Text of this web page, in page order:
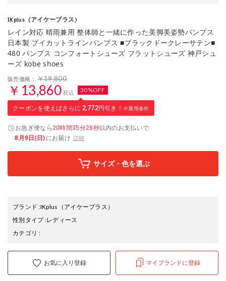
IKplus（アイケープラス）
レイン対応 晴雨兼用 整体師と一緒に作った美脚美姿勢パンプス
日本製 ブイカットラインパンプス ■ブラックドークレーサテン■
480 パンプス コンフォートシューズ フラットシューズ 神戸シュ
ーズ kobe shoes
販売価格： ￥19,800
￥13,860 税込 30%OFF
クーポンを使えばさらに 2,772円引き！ ※適用条件
お急ぎ便なら20時間35分27秒以内のお支払いで
8月9日(日)にお届け 詳細
サイズ・色を選ぶ
ブランド :IKplus （アイケープラス）
性別タイプ:レディース
カテゴリ :
お気に入り登録 マイブランドに登録